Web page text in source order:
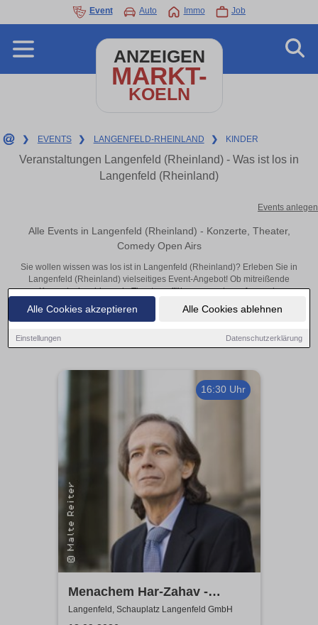
Alle Cookies akzeptieren Alle Cookies ablehnen
Einstellungen Datenschutzerklärung
Event Auto Immo Job
ANZEIGEN
MARKT-
KOELN
❯ EVENTS ❯ LANGENFELD-RHEINLAND ❯ KINDER
Veranstaltungen Langenfeld (Rheinland) - Was ist los in
Langenfeld (Rheinland)
Events anlegen
Alle Events in Langenfeld (Rheinland) - Konzerte, Theater,
Comedy Open Airs
Sie wollen wissen was los ist in Langenfeld (Rheinland)? Erleben Sie in
Langenfeld (Rheinland) vielseitiges Event-Angebot! Ob mitreißende
Konzerte, inspirierende Theateraufführungen oder aufregende
Veranstaltungen in Langenfeld (Rheinland) – hier finden alles im Überblick
und Tickets.
16:30 Uhr
Menachem Har-Zahav -
Klassiker der romantischen
Langenfeld, Schauplatz Langenfeld GmbH